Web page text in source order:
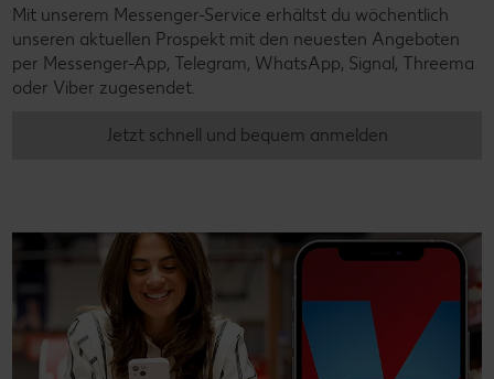
Mit unserem Messenger-Service erhältst du wöchentlich
unseren aktuellen Prospekt mit den neuesten Angeboten
per Messenger-App, Telegram, WhatsApp, Signal, Threema
oder Viber zugesendet.
Jetzt schnell und bequem anmelden